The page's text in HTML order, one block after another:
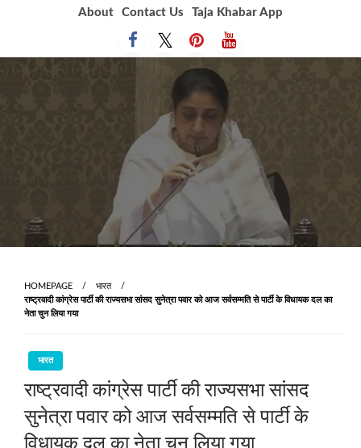
About Contact Us Taja Khabar App
HOMEPAGE
भारत
राष्ट्रवादी कांग्रेस पार्टी की राज्यसभा सांसद सुनेत्रा पवार को आज सर्वसम्मति से पार्टी के विधायक दल का
नेता चुन लिया गया
भारत
राष्ट्रवादी कांग्रेस पार्टी की राज्यसभा सांसद
सुनेत्रा पवार को आज सर्वसम्मति से पार्टी के
विधायक दल का नेता चुन लिया गया